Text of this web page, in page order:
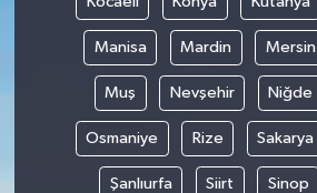
Manisa Mardin Mersin
Muş Nevşehir Niğde
Osmaniye Rize Sakarya
Şanlıurfa Siirt Sinop